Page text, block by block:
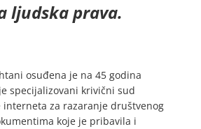
ljudska prava.
osuđena je na 45 godina
specijalizovani krivični sud
interneta za razaranje društvenog
koje je pribavila i